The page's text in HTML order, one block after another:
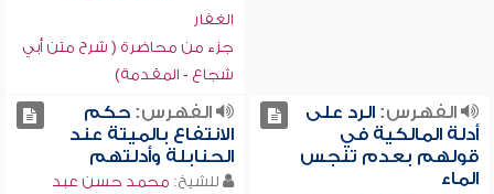
الغفار
جزء من محاضرة ( شرح متن أبي
شجاع - المقدمة)
الفهرس:الرد على
أدلة المالكية في
قولهم بعدم تنجس
الماء
الفهرس:حكم
الانتفاع بالميتة عند
الحنابلة وأدلتهم
للشيخ: محمد حسن عبد